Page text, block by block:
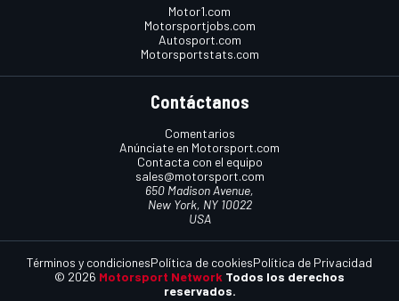
Motor1.com
Motorsportjobs.com
Autosport.com
Motorsportstats.com
Contáctanos
Comentarios
Anúnciate en Motorsport.com
Contacta con el equipo
sales@motorsport.com
650 Madison Avenue,
New York, NY 10022
USA
© 2026 Motorsport Network Todos los derechos
reservados.
Términos y condicionesPolítica de cookiesPolítica de Privacidad